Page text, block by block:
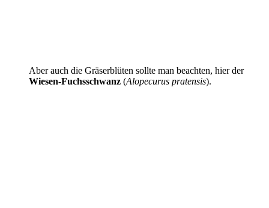
Aber auch die Gräserblüten sollte man beachten, hier der
Wiesen-Fuchsschwanz (Alopecurus pratensis).